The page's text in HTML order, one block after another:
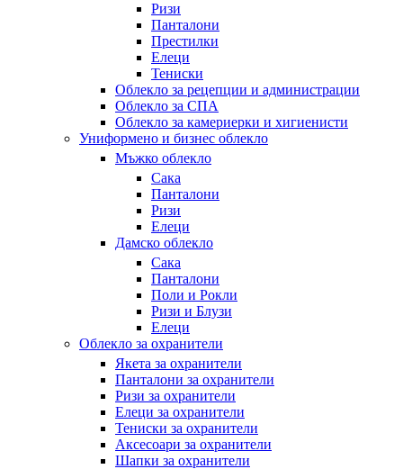
Ризи
Панталони
Престилки
Елеци
Тениски
Облекло за рецепции и администрации
Облекло за СПА
Облекло за камериерки и хигиенисти
Униформено и бизнес облекло
Мъжко облекло
Сака
Панталони
Ризи
Елеци
Дамско облекло
Сака
Панталони
Поли и Рокли
Ризи и Блузи
Елеци
Облекло за охранители
Якета за охранители
Панталони за охранители
Ризи за охранители
Елеци за охранители
Тениски за охранители
Аксесоари за охранители
Шапки за охранители